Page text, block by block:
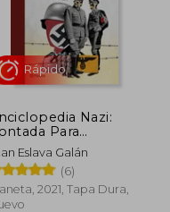
Rápido
Nazi:
Para
Eslava Galán
(6)
2021, Tapa Dura,